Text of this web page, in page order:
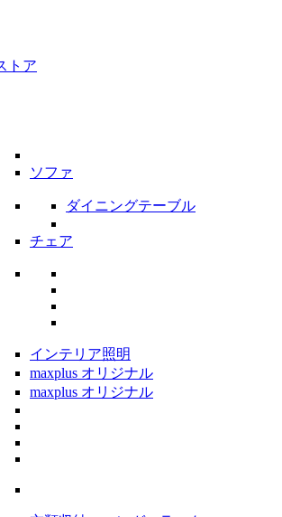
トア
ソファ
ダイニングテーブル
チェア
インテリア照明
maxplus オリジナル
maxplus オリジナル